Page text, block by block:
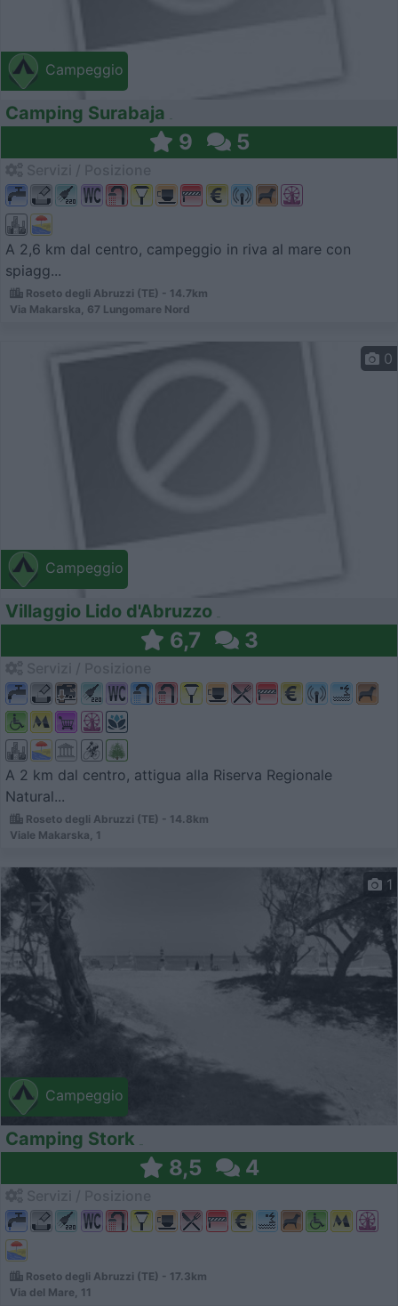
Campeggio
Camping Surabaja
9 5
A 2,6 km dal centro, campeggio in riva al mare con
spiagg...
Roseto degli Abruzzi (TE) - 14.7km
Via Makarska, 67 Lungomare Nord
Campeggio
0
Villaggio Lido d'Abruzzo
6,7 3
A 2 km dal centro, attigua alla Riserva Regionale
Natural...
Roseto degli Abruzzi (TE) - 14.8km
Viale Makarska, 1
Campeggio
1
Camping Stork
8,5 4
Roseto degli Abruzzi (TE) - 17.3km
Via del Mare, 11